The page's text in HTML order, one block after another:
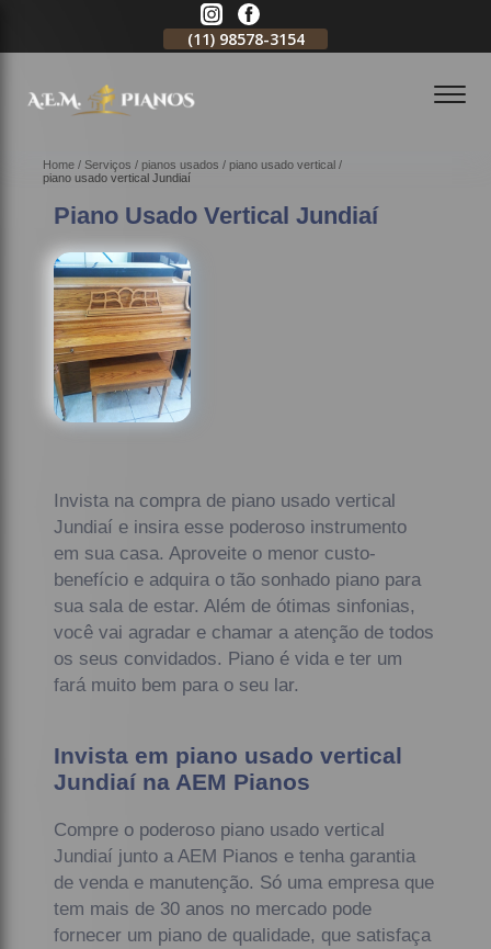
(11) 98578-3154
Home Serviços pianos usados
piano usado vertical
piano usado vertical Jundiaí
Piano Usado Vertical Jundiaí
Invista na compra de piano usado vertical
Jundiaí e insira esse poderoso instrumento
em sua casa. Aproveite o menor custo-
benefício e adquira o tão sonhado piano para
sua sala de estar. Além de ótimas sinfonias,
você vai agradar e chamar a atenção de todos
os seus convidados. Piano é vida e ter um
fará muito bem para o seu lar.
Invista em piano usado vertical
Jundiaí na AEM Pianos
Compre o poderoso piano usado vertical
Jundiaí junto a AEM Pianos e tenha garantia
de venda e manutenção. Só uma empresa que
tem mais de 30 anos no mercado pode
fornecer um piano de qualidade, que satisfaça